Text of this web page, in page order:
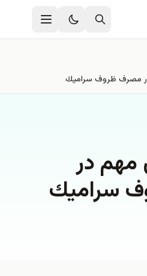
مصرف ظروف سراميك
مهم در
سراميك